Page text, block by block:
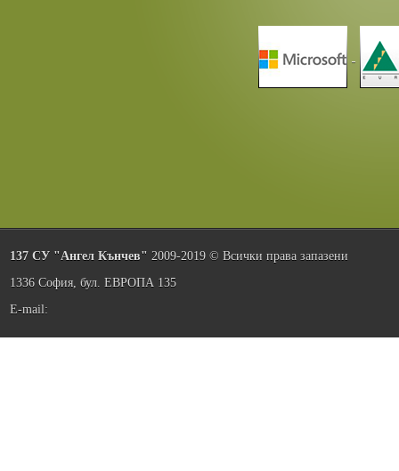
137 СУ "Ангел Кънчев" 2009-2019 © Всички права запазени
1336 София, бул. ЕВРОПА 135
E-mail: